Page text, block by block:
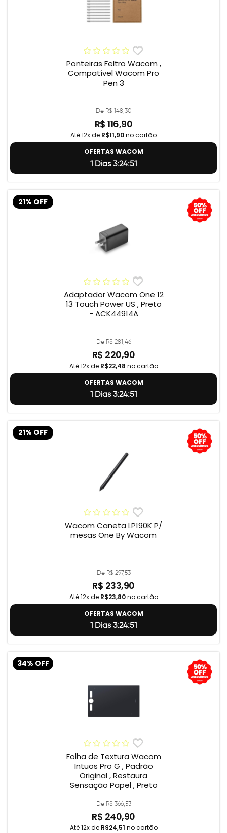
Ponteiras Feltro Wacom ,
Compatível Wacom Pro
Pen 3
De R$ 148,30
R$ 116,90
Até 12x de R$11,90no cartão
OFERTAS WACOM
1 Dias 3:24:50
21% OFF
Adaptador Wacom One 12
13 Touch Power US , Preto
- ACK44914A
De R$ 281,46
R$ 220,90
Até 12x de R$22,48 no cartão
OFERTAS WACOM
1 Dias 3:24:50
21% OFF
Wacom Caneta LP190K P/
mesas One By Wacom
De R$ 297,53
R$ 233,90
Até 12x de R$23,80no cartão
OFERTAS WACOM
1 Dias 3:24:50
34% OFF
Folha de Textura Wacom
Intuos Pro G , Padrão
Original , Restaura
Sensação Papel , Preto
De R$ 366,53
R$ 240,90
Até 12x de R$24,51 no cartão